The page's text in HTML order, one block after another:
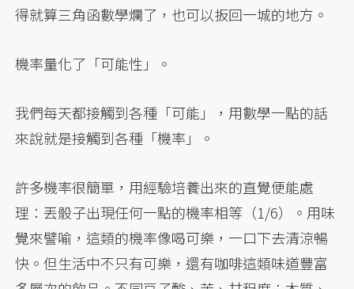
得就算三角函數學爛了，也可以扳回一城的地方。
機率量化了「可能性」。
我們每天都接觸到各種「可能」，用數學一點的話
來說就是接觸到各種「機率」。
許多機率很簡單，用經驗培養出來的直覺便能處
理：丟骰子出現任何一點的機率相等（1/6）。用味
覺來譬喻，這類的機率像喝可樂，一口下去清涼暢
快。但生活中不只有可樂，還有咖啡這類味道豐富